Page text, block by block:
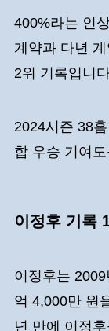
400%라는 인
계약과 다년
2위 기록입니
2024시즌 38
합 우승 기여
이정후 기록
이정후는
억 4,000만 원
년 만에 이정